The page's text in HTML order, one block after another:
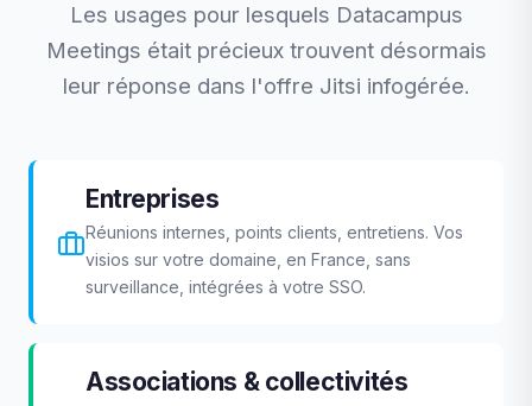
Les usages pour lesquels Datacampus
Meetings était précieux trouvent désormais
leur réponse dans l'offre Jitsi infogérée.
Entreprises
Réunions internes, points clients, entretiens. Vos
visios sur votre domaine, en France, sans
surveillance, intégrées à votre SSO.
Associations & collectivités